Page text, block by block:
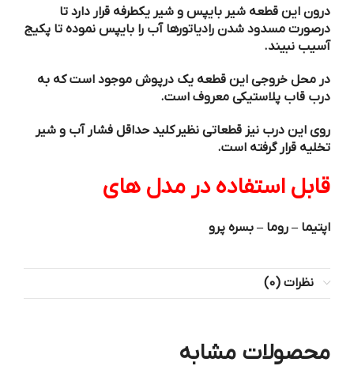
درون این قطعه شیر بایپس و شیر یکطرفه قرار دارد تا
درصورت مسدود شدن رادیاتورها آب را بایپس نموده تا پکیج
آسیب نبیند.
در محل خروجی این قطعه یک درپوش موجود است که به
درب قاب پلاستیکی معروف است.
روی این درب نیز قطعاتی نظیر کلید حداقل فشار آب و شیر
تخلیه قرار گرفته است.
قابل استفاده در مدل های
اپتیما – روما – بسره پرو
نظرات (0)
محصولات مشابه